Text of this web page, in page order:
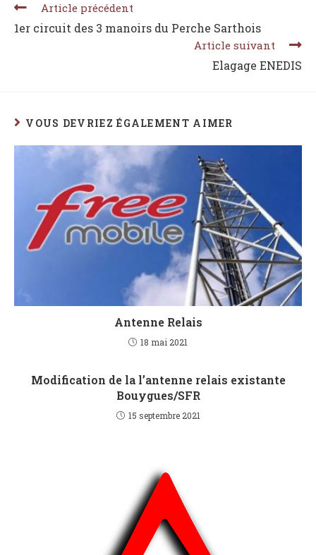
Article précédent
1er circuit des 3 manoirs du Perche Sarthois
Article suivant
Elagage ENEDIS
VOUS DEVRIEZ ÉGALEMENT AIMER
Antenne Relais
18 mai 2021
Modification de la l’antenne relais existante
Bouygues/SFR
15 septembre 2021